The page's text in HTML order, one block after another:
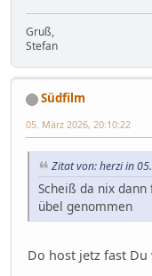
Gruß,
Stefan
Südfilm
05. März 2026, 20:10:22
Zitat von: herzi in
Scheiß da nix
übel genommen
Do host jetz fast Du